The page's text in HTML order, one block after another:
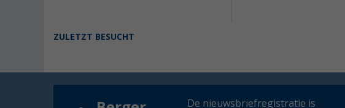
ZULETZT BESUCHT
De nieuwsbriefregistratie is